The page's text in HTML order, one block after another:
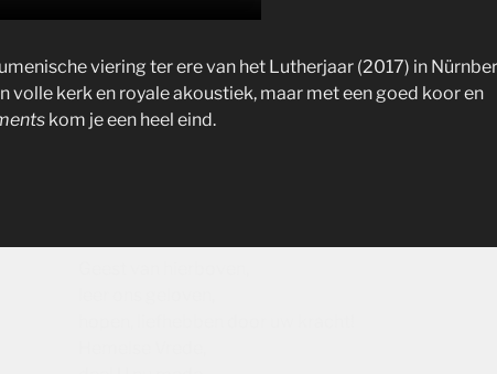
viering ter ere van het Lutherjaar (2017) in
volle kerk en royale akoustiek, maar met een goed koor en
kom je een heel eind.